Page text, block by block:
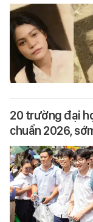
20 trường đại
chuẩn 2026,